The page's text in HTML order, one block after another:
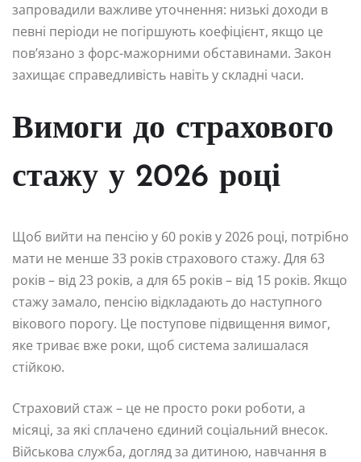
запровадили важливе уточнення: низькі доходи в
певні періоди не погіршують коефіцієнт, якщо це
пов’язано з форс-мажорними обставинами. Закон
захищає справедливість навіть у складні часи.
Вимоги до страхового
стажу у 2026 році
Щоб вийти на пенсію у 60 років у 2026 році, потрібно
мати не менше 33 років страхового стажу. Для 63
років – від 23 років, а для 65 років – від 15 років. Якщо
стажу замало, пенсію відкладають до наступного
вікового порогу. Це поступове підвищення вимог,
яке триває вже роки, щоб система залишалася
стійкою.
Страховий стаж – це не просто роки роботи, а
місяці, за які сплачено єдиний соціальний внесок.
Військова служба, догляд за дитиною, навчання в